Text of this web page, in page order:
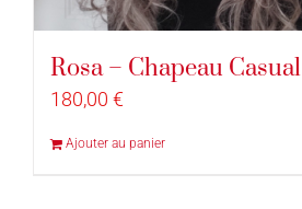
Rosa – Chapeau Casual
180,00 €
Ajouter au panier